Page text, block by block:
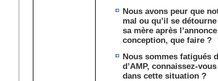
Nous avons peur que
mal ou qu’il se
sa mère après
conception, que faire ?
Nous sommes fatigués
d’AMP, connaissez-
dans cette situation ?